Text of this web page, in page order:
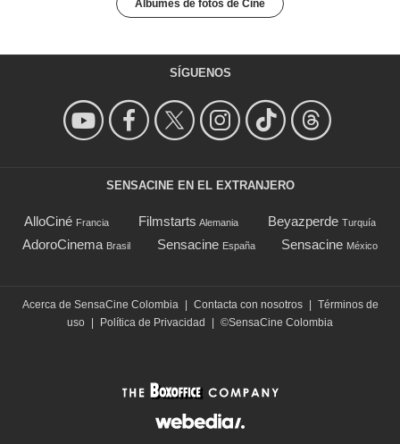
Álbumes de fotos de Cine
SÍGUENOS
SENSACINE EN EL EXTRANJERO
AlloCiné Francia Filmstarts Alemania Beyazperde Turquía
AdoroCinema Brasil Sensacine España Sensacine México
Acerca de SensaCine Colombia | Contacta con nosotros | Términos de
uso | Política de Privacidad | ©SensaCine Colombia